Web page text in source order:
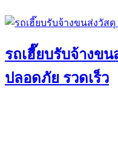
รถเฮี๊ยบรับจ้างข
ปลอดภัย รวดเร็ว